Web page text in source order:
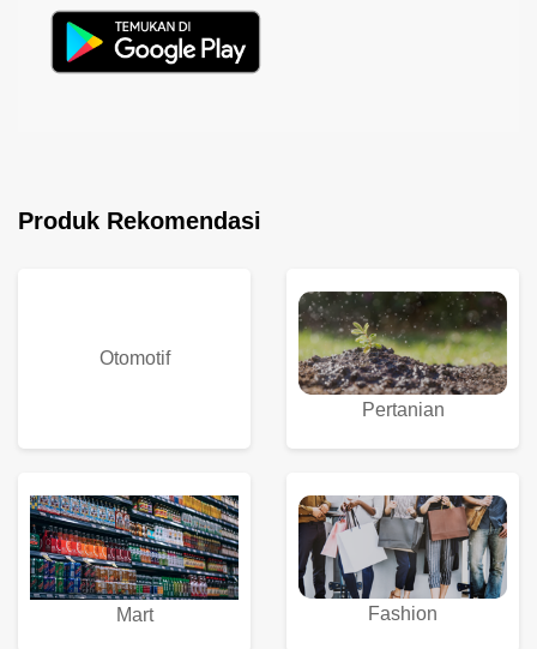
Produk Rekomendasi
Otomotif
Pertanian
Mart Fashion